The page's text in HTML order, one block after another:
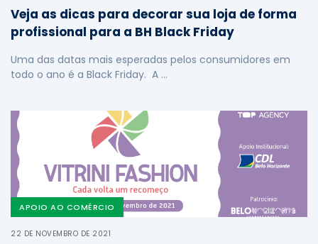
Veja as dicas para decorar sua loja de forma
profissional para a BH Black Friday
Uma das datas mais esperadas pelos consumidores em
todo o ano é a Black Friday. A …
APOIO AO COMÉRCIO
22 DE NOVEMBRO DE 2021